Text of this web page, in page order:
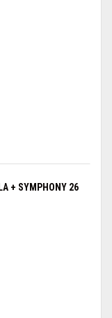
+ SYMPHONY 26